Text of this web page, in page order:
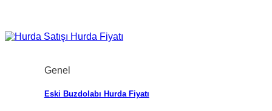
Genel
Eski Buzdolabı Hurda Fiyatı